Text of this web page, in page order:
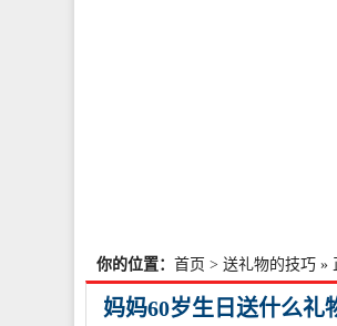
你的位置： 首页 > 送礼物的技巧 »
妈妈60岁生日送什么礼